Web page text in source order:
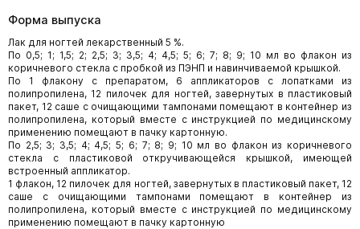
Форма выпуска
Лак для ногтей лекарственный 5 %.
По 0,5; 1; 1,5; 2; 2,5; 3; 3,5; 4; 4,5; 5; 6; 7; 8; 9; 10 мл во флакон из
коричневого стекла с пробкой из ПЭНП и навинчиваемой крышкой.
По 1 флакону с препаратом, 6 аппликаторов с лопатками из
полипропилена, 12 пилочек для ногтей, завернутых в пластиковый
пакет, 12 саше с очищающими тампонами помещают в контейнер из
полипропилена, который вместе с инструкцией по медицинскому
применению помещают в пачку картонную.
По 2,5; 3; 3,5; 4; 4,5; 5; 6; 7; 8; 9; 10 мл во флакон из коричневого
стекла с пластиковой откручивающейся крышкой, имеющей
встроенный аппликатор.
1 флакон, 12 пилочек для ногтей, завернутых в пластиковый пакет, 12
саше с очищающими тампонами помещают в контейнер из
полипропилена, который вместе с инструкцией по медицинскому
применению помещают в пачку картонную